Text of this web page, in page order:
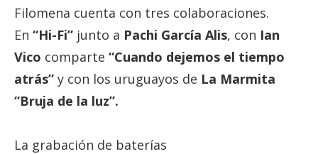
Filomena cuenta con tres colaboraciones.
En “Hi-Fi” junto a Pachi García Alis, con Ian
Vico comparte “Cuando dejemos el tiempo
atrás” y con los uruguayos de La Marmita
“Bruja de la luz”.
La grabación de baterías